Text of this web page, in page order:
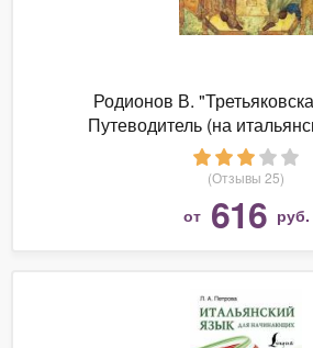
Родионов В.
Путеводитель (на
(Отзывы 25)
от 616 руб.